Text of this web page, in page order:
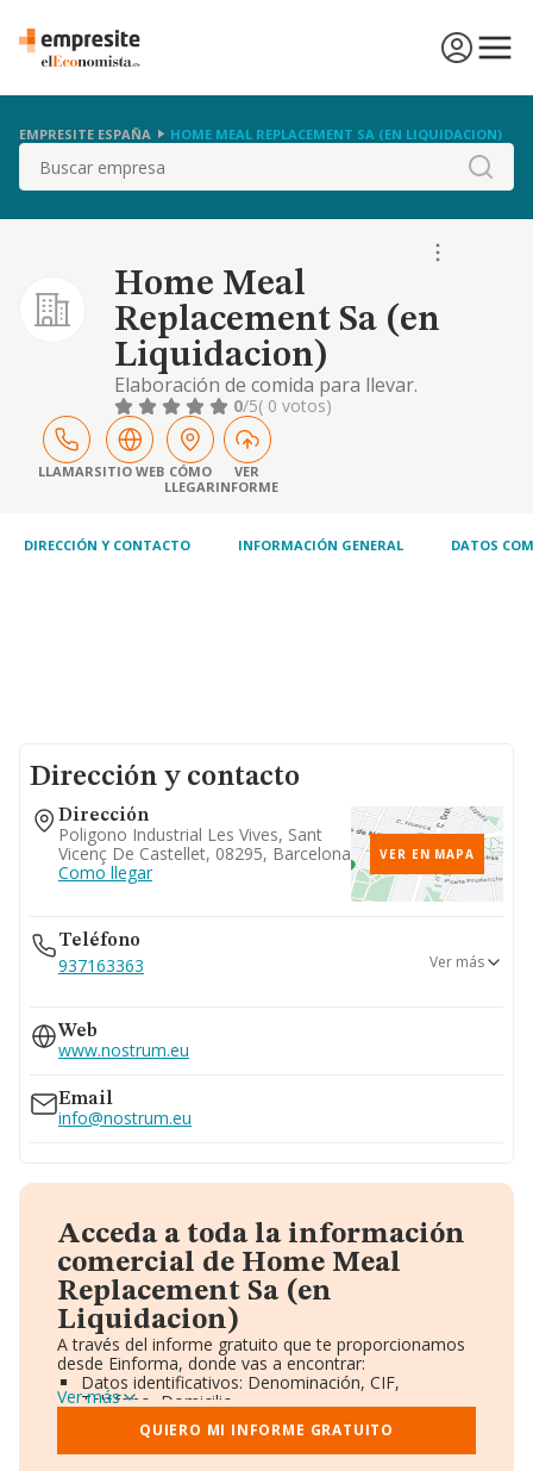
EMPRESITE ESPAÑA HOME MEAL REPLACEMENT SA (EN LIQUIDACION)
Buscar
Home Meal
Replacement Sa (en
Liquidacion)
Elaboración de comida para llevar.
0/5( 0 votos)
LLAMARSITIO WEB CÓMO
LLEGAR
VER
INFORME
DIRECCIÓN Y CONTACTO INFORMACIÓN GENERAL DATOS
Dirección y contacto
Dirección
Poligono Industrial Les Vives, Sant
Vicenç De Castellet, 08295, Barcelona
Como llegar
VER EN MAPA
Teléfono
937163363
938333939
Ver más
Web
www.nostrum.eu
Email
info@nostrum.eu
Acceda a toda la información
comercial de Home Meal
Replacement Sa (en
Liquidacion)
A través del informe gratuito que te proporcionamos
desde Einforma, donde vas a encontrar:
Datos identificativos: Denominación, CIF,
Teléfono, Domicilio.
Informe Mercantil Completo (BORME).
Gráficos de Evolución Ventas y Empleados.
Consejo de Administración y Administradores.
Ver más
QUIERO MI INFORME GRATUITO